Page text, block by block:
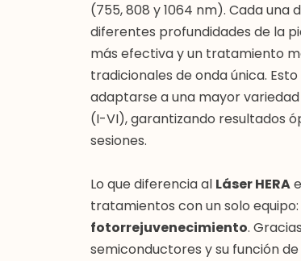
(755, 808 y 1064 nm). Cada
diferentes profundidades de la
más efectiva y un tratamiento
tradicionales de onda única.
adaptarse a una mayor
(I-VI), garantizando resultados
sesiones.
Lo que diferencia al Láser HERA
tratamientos con un solo equipo:
fotorrejuvenecimiento.
semiconductores y su función